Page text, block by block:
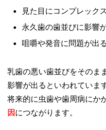
見た目にコンプレック
永久歯の歯並びに影響
咀嚼や発音に問題が出る
乳歯の悪い歯並びをそのま
影響が出るといわれています
将来的に虫歯や歯周病にか
因につながります。